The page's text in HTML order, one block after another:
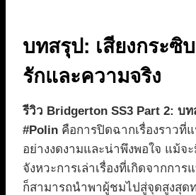
บทสรุป: เสียงกระซิ
รักและความจริง
รีวิว Bridgerton SS3 Part 2: บ
#Polin คือการปิดฉากเรื่องราวที่
อย่างงดงามและน่าพึงพอใจ แม้จ
จังหวะการเล่าเรื่องที่เกิดจากกา
ก็สามารถนำพาผู้ชมไปสู่จุดสูงสุด